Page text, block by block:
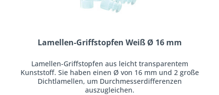
Lamellen-Griffstopfen Weiß Ø 16 mm
Lamellen-Griffstopfen aus leicht transparentem
Kunststoff. Sie haben einen Ø von 16 mm und 2 große
Dichtlamellen, um Durchmesserdifferenzen
auszugleichen.